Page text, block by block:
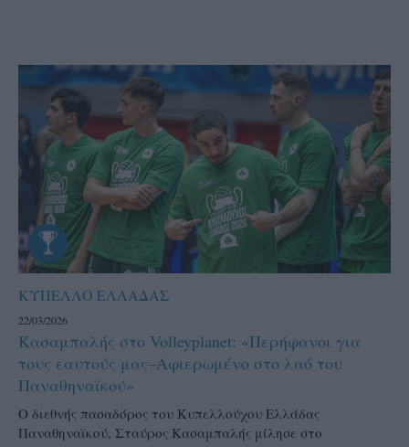
ΚΥΠΕΛΛΟ ΕΛΛΑΔΑΣ
22/03/2026
Κασαμπαλής στο Volleyplanet: «Περήφανοι για
τους εαυτούς μας–Aφιερωμένο στο λαό του
Παναθηναϊκού»
Ο διεθνής πασαδόρος του Κυπελλούχου Ελλάδας
Παναθηναϊκού, Σταύρος Κασαμπαλής μίλησε στο